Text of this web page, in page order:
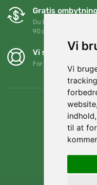
Vi
Vi
til at
Gratis
Du kan returnere
90 dage
Vi støtter
For hver ordre